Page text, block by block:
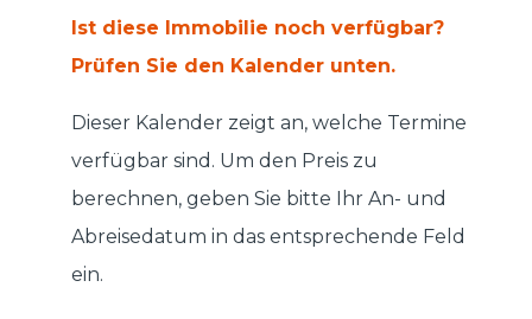
Ist diese Immobilie noch verfügbar?
Prüfen Sie den Kalender unten.
Dieser Kalender zeigt an, welche Termine
verfügbar sind. Um den Preis zu
berechnen, geben Sie bitte Ihr An- und
Abreisedatum in das entsprechende Feld
ein.